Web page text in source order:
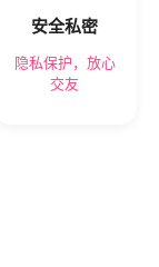
安全私密
隐私保护，放心
交友